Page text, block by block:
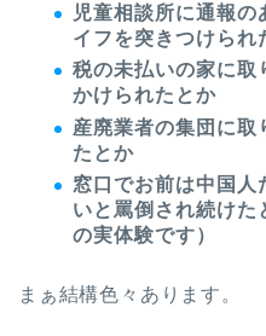
児童相談所に通報
イフを突きつけられ
税の未払いの家に取
かけられたとか
産廃業者の集団に取
たとか
窓口でお前は中国人
いと罵倒され続けた
の実体験です）
まぁ結構色々あります。